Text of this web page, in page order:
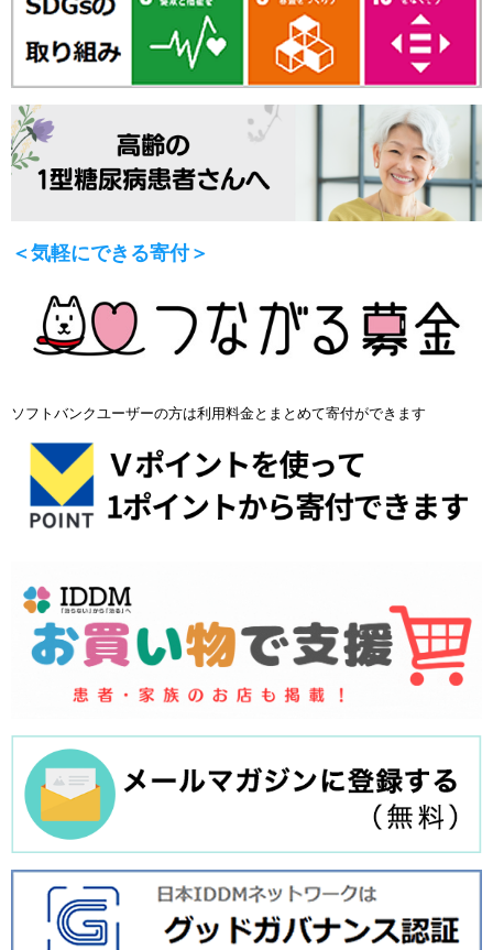
＜気軽にできる寄付＞
ソフトバンクユーザーの方は利用料金とまとめて寄付ができます